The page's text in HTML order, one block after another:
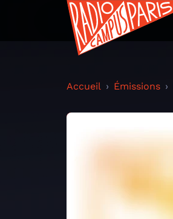
Accueil Émissions